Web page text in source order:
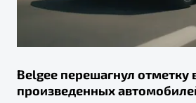
Belgee перешагнул отметку
произведенных